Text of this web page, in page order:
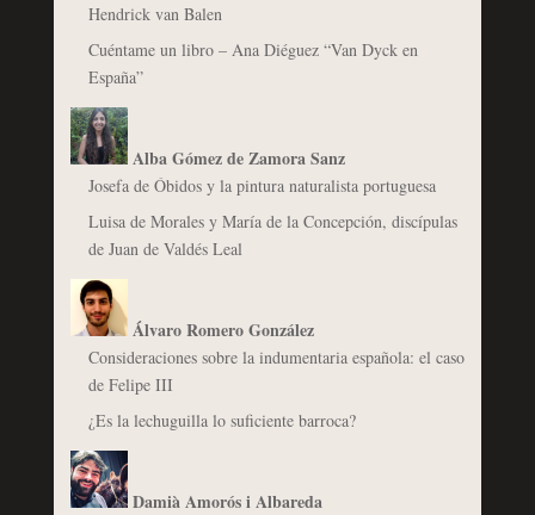
Hendrick van Balen
Cuéntame un libro – Ana Diéguez “Van Dyck en
España”
Alba Gómez de Zamora Sanz
Josefa de Óbidos y la pintura naturalista portuguesa
Luisa de Morales y María de la Concepción, discípulas
de Juan de Valdés Leal
Álvaro Romero González
Consideraciones sobre la indumentaria española: el caso
de Felipe III
¿Es la lechuguilla lo suficiente barroca?
Damià Amorós i Albareda